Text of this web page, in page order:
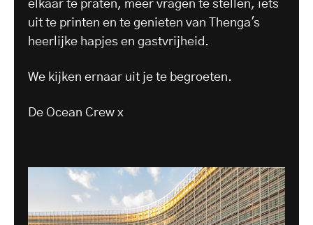
elkaar te praten, meer vragen te stellen, iets
uit te printen en te genieten van Thenga's
heerlijke hapjes en gastvrijheid.
We kijken ernaar uit je te begroeten.
De Ocean Crew x